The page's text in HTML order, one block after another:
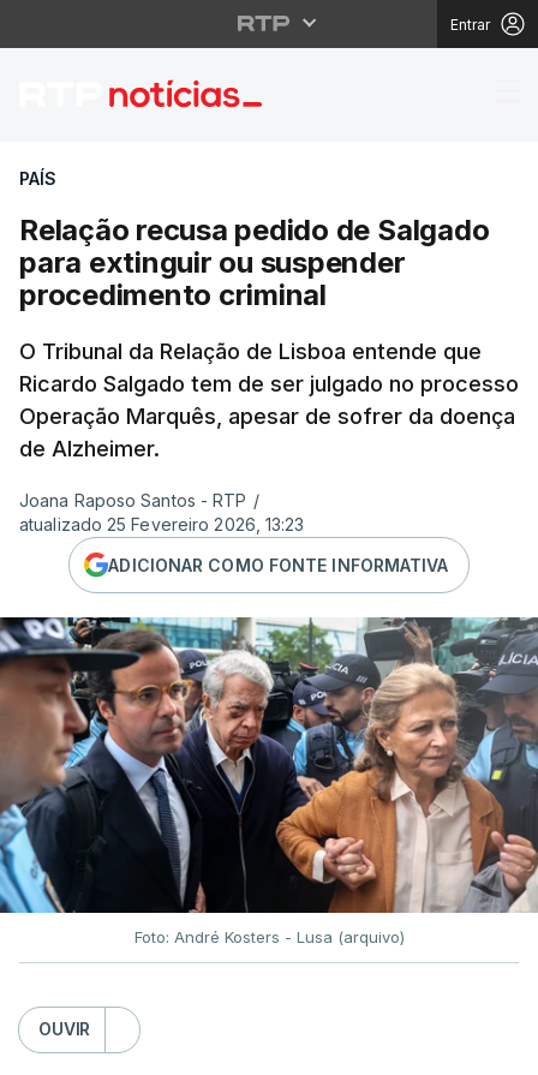
Entrar
Relação recusa
PAÍS
Relação recusa pedido de Salgado
para extinguir ou suspender
procedimento criminal
O Tribunal da Relação de Lisboa entende que
Ricardo Salgado tem de ser julgado no processo
Operação Marquês, apesar de sofrer da doença
de Alzheimer.
Joana Raposo Santos - RTP /
atualizado 25 Fevereiro 2026, 13:23
ADICIONAR COMO FONTE INFORMATIVA
Foto: André Kosters - Lusa (arquivo)
OUVIR